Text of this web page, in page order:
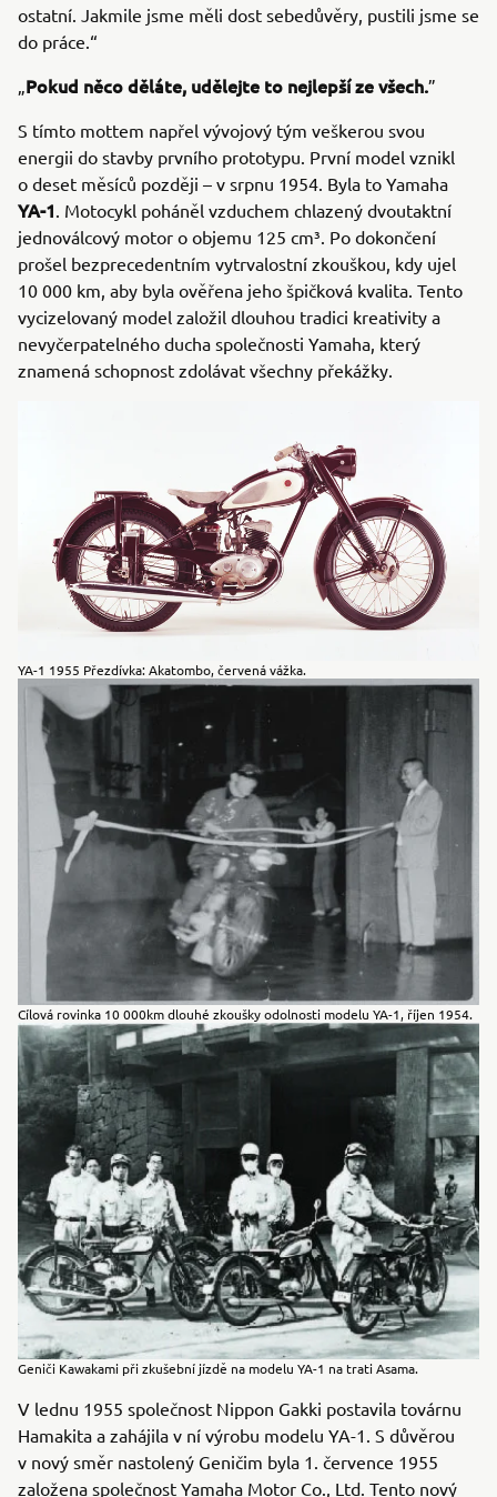
ostatní. Jakmile jsme měli dost sebedůvěry, pustili jsme se
do práce.“
„Pokud něco děláte, udělejte to nejlepší ze všech.”
S tímto mottem napřel vývojový tým veškerou svou
energii do stavby prvního prototypu. První model vznikl
o deset měsíců později – v srpnu 1954. Byla to Yamaha
YA-1. Motocykl poháněl vzduchem chlazený dvoutaktní
jednoválcový motor o objemu 125 cm³. Po dokončení
prošel bezprecedentním vytrvalostní zkouškou, kdy ujel
10 000 km, aby byla ověřena jeho špičková kvalita. Tento
vycizelovaný model založil dlouhou tradici kreativity a
nevyčerpatelného ducha společnosti Yamaha, který
znamená schopnost zdolávat všechny překážky.
YA-1 1955 Přezdívka: Akatombo, červená vážka.
Cílová rovinka 10 000km dlouhé zkoušky odolnosti modelu YA-1, říjen 1954.
Geniči Kawakami při zkušební jízdě na modelu YA-1 na trati Asama.
V lednu 1955 společnost Nippon Gakki postavila továrnu
Hamakita a zahájila v ní výrobu modelu YA-1. S důvěrou
v nový směr nastolený Geničim byla 1. července 1955
založena společnost Yamaha Motor Co., Ltd. Tento nový